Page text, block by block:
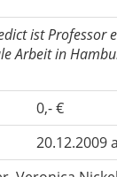
ist Professor
Arbeit in
0,- €
20.12.2009